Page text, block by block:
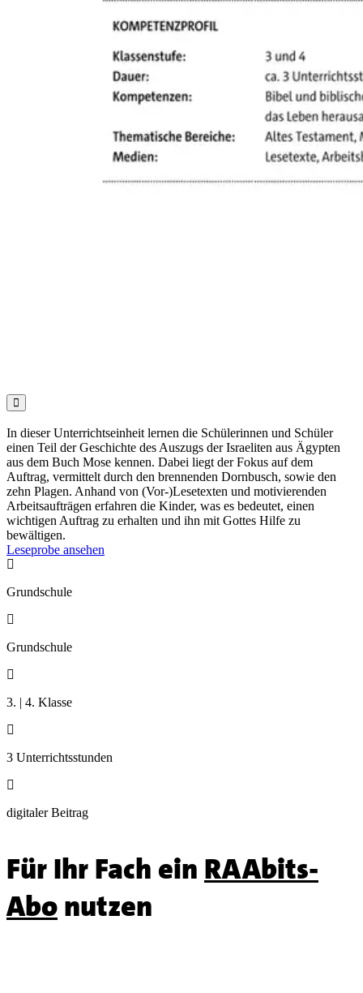

In dieser Unterrichtseinheit lernen die Schülerinnen und Schüler
einen Teil der Geschichte des Auszugs der Israeliten aus Ägypten
aus dem Buch Mose kennen. Dabei liegt der Fokus auf dem
Auftrag, vermittelt durch den brennenden Dornbusch, sowie den
zehn Plagen. Anhand von (Vor-)Lesetexten und motivierenden
Arbeitsaufträgen erfahren die Kinder, was es bedeutet, einen
wichtigen Auftrag zu erhalten und ihn mit Gottes Hilfe zu
bewältigen.
Leseprobe ansehen

Grundschule

Grundschule

3. | 4. Klasse

3 Unterrichtsstunden

digitaler Beitrag
Für Ihr Fach ein RAAbits-
Abonutzen